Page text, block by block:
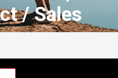
/ Sales